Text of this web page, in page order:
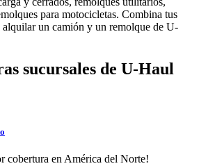
para motocicletas. Combina tus
alquilar un camión y un remolque de U-
sucursales de U-Haul
cobertura en América del Norte!